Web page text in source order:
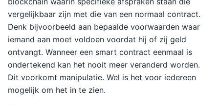
vergelijkbaar zijn met die van een normaal contract.
Denk bijvoorbeeld aan bepaalde voorwaarden waar
iemand aan moet voldoen voordat hij of zij geld
ontvangt. Wanneer een smart contract eenmaal is
ondertekend kan het nooit meer veranderd worden.
Dit voorkomt manipulatie. Wel is het voor iedereen
mogelijk om het in te zien.